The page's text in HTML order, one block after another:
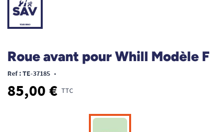
Roue avant pour Whill Modèle F
Ref : TE-37185 •
85,00 € TTC